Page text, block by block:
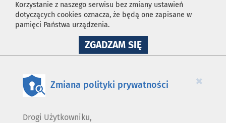
Korzystanie z naszego serwisu bez zmiany ustawień
dotyczących cookies oznacza, że będą one zapisane w
pamięci Państwa urządzenia.
ZGADZAM SIĘNA
WYKORZYSTANIE
×
Zmiana polityki prywatności
Drogi Użytkowniku,